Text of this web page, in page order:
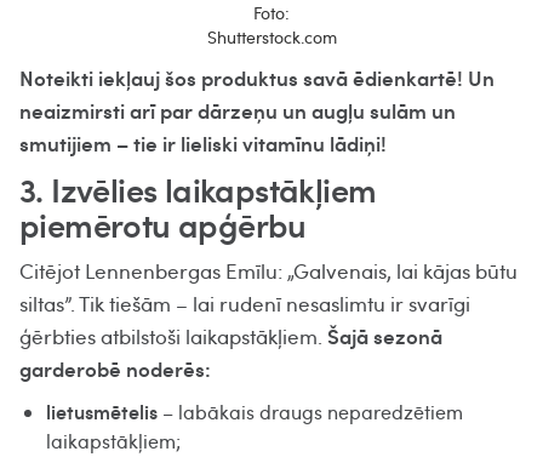
Foto:
Shutterstock.com
Noteikti iekļauj šos produktus savā ēdienkartē! Un
neaizmirsti arī par dārzeņu un augļu sulām un
smutijiem – tie ir lieliski vitamīnu lādiņi!
3. Izvēlies laikapstākļiem
piemērotu apģērbu
Citējot Lennenbergas Emīlu: „Galvenais, lai kājas būtu
siltas”. Tik tiešām – lai rudenī nesaslimtu ir svarīgi
ģērbties atbilstoši laikapstākļiem. Šajā sezonā
garderobē noderēs:
lietusmētelis – labākais draugs neparedzētiem
laikapstākļiem;